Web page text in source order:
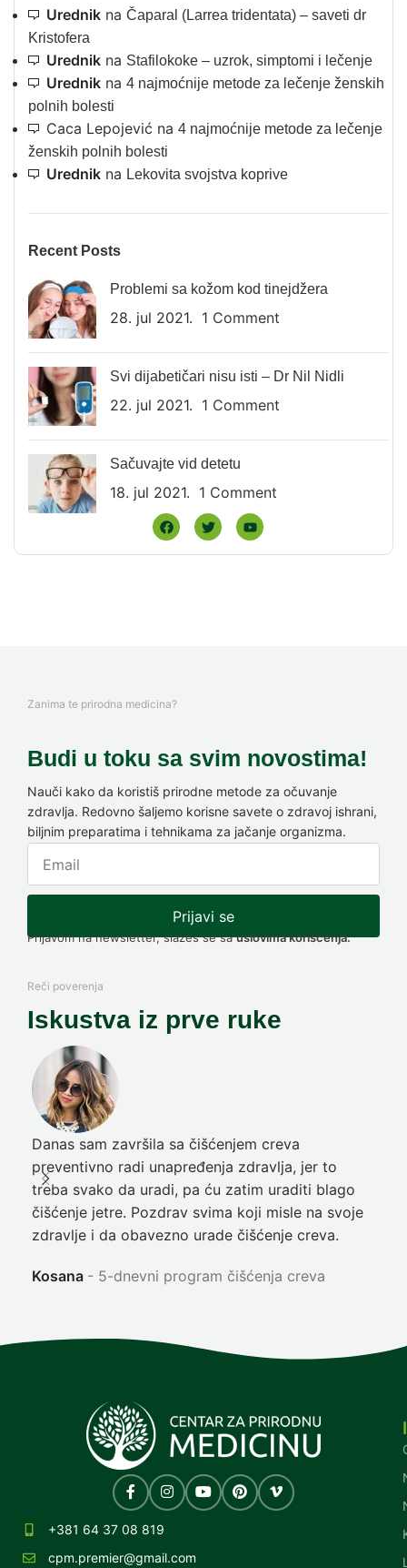
Urednik na Čaparal (Larrea tridentata) – saveti dr
Kristofera
Urednik na Stafilokoke – uzrok, simptomi i lečenje
Urednik na 4 najmoćnije metode za lečenje ženskih
polnih bolesti
Caca Lepojević na 4 najmoćnije metode za lečenje
ženskih polnih bolesti
Urednik na Lekovita svojstva koprive
Recent Posts
Problemi sa kožom kod tinejdžera
28. jul 2021. 1 Comment
Svi dijabetičari nisu isti – Dr Nil Nidli
22. jul 2021. 1 Comment
Sačuvajte vid detetu
18. jul 2021. 1 Comment
Zanima te prirodna medicina?
Budi u toku sa svim novostima!
Nauči kako da koristiš prirodne metode za očuvanje
zdravlja. Redovno šaljemo korisne savete o zdravoj ishrani,
biljnim preparatima i tehnikama za jačanje organizma.
Prijavi se
Prijavom na newsletter, slažeš se sauslovima korišćenja.
Reči poverenja
Iskustva iz prve ruke
Danas sam završila sa čišćenjem creva
preventivno radi unapređenja zdravlja, jer to
treba svako da uradi, pa ću zatim uraditi blago
čišćenje jetre. Pozdrav svima koji misle na svoje
zdravlje i da obavezno urade čišćenje creva.
Kosana 5-dnevni program čišćenja creva
+381 64 37 08 819
cpm.premier@gmail.com